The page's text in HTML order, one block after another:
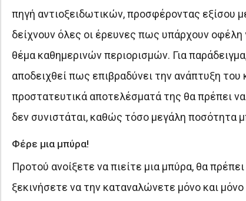
πηγή αντιοξειδωτικών, προσφέροντας εξίσου
δείχνουν όλες οι έρευνες πως υπάρχουν οφέλη
θέμα καθημερινών περιορισμών. Για
αποδειχθεί πως επιβραδύνει την ανάπτυξη
προστατευτικά αποτελέσματά της θα πρέπει
δεν συνιστάται, καθώς τόσο μεγάλη ποσότητα
Φέρε μια μπύρα!
Προτού ανοίξετε να πιείτε μια μπύρα, θα
ξεκινήσετε να την καταναλώνετε μόνο και